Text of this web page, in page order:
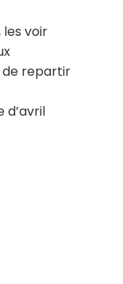
les voir
repartir
d’avril